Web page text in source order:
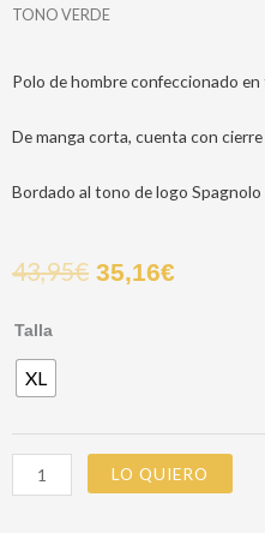
TONO VERDE
Polo de hombre confeccionado
De manga corta, cuenta con
Bordado al tono de logo Spagnolo
43,95€ 35,16€
Talla
XL
POLO
LOGO
TONO
VERDE
cantidad
LO QUIERO